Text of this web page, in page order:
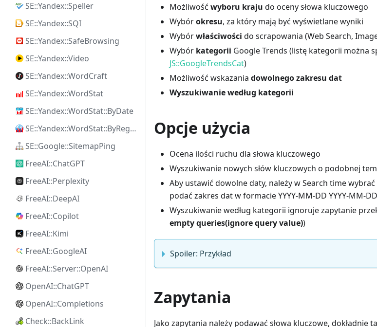
SE::Yandex::Speller
SE::Yandex::SQI
SE::Yandex::SafeBrowsing
SE::Yandex::Video
SE::Yandex::WordCraft
SE::Yandex::WordStat
SE::Yandex::WordStat::ByDate
SE::Yandex::WordStat::ByRegion
SE::Google::SitemapPing
FreeAI::ChatGPT
FreeAI::Perplexity
FreeAI::DeepAI
FreeAI::Copilot
FreeAI::Kimi
FreeAI::GoogleAI
FreeAI::Server::OpenAI
OpenAI::ChatGPT
OpenAI::Completions
Check::BackLink
Możliwość wyboru kraju do oceny słowa kluczowego
Wybórokresu, za który mają być wyświetlane wyniki
Wybórwłaściwości do scrapowania (Web Search,
Wybór kategorii Google Trends (listę kategorii można
JS::GoogleTrendsCat)
Możliwość wskazania dowolnego zakresu dat
Wyszukiwanie według kategorii
Opcje użycia
Ocena ilości ruchu dla słowa kluczowego
Wyszukiwanie nowych słów kluczowych o podobnej
Aby ustawić dowolne daty, należy w Search time
podać zakres dat w formacie YYYY-MM-DD YYYY-MM-DD
Wyszukiwanie według kategorii ignoruje zapytanie
empty queries(ignore query value))
Spoiler: Przykład
Zapytania
Jako zapytania należy podawać słowa kluczowe, dokładnie